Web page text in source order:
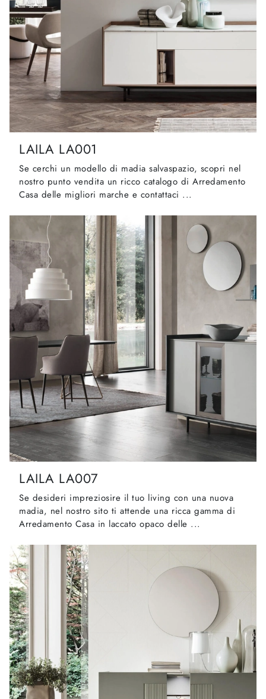
LAILA LA001
Se cerchi un modello di madia salvaspazio, scopri nel
nostro punto vendita un ricco catalogo di Arredamento
Casa delle migliori marche e contattaci ...
LAILA LA007
Se desideri impreziosire il tuo living con una nuova
madia, nel nostro sito ti attende una ricca gamma di
Arredamento Casa in laccato opaco delle ...